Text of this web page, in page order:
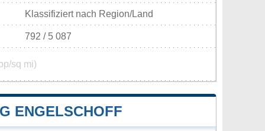
Klassifiziert nach Region/Land
792 / 5 087
sq mi)
ENGELSCHOFF